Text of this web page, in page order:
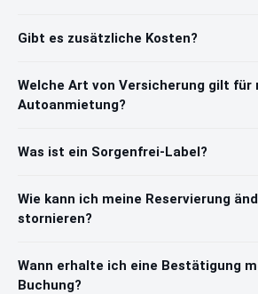
Gibt es zusätzliche Kosten?
Welche Art von Versicherung gilt für
Autoanmietung?
Was ist ein Sorgenfrei-Label?
Wie kann ich meine Reservierung
stornieren?
Wann erhalte ich eine Bestätigung
Buchung?